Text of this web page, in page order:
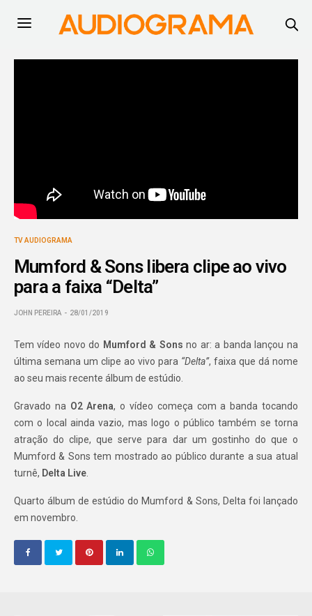
TV AUDIOGRAMA
Mumford & Sons libera clipe ao vivo
para a faixa “Delta”
JOHN PEREIRA 28/01/2019
Tem vídeo novo do Mumford & Sons no ar: a banda lançou na
última semana um clipe ao vivo para “Delta”, faixa que dá nome
ao seu mais recente álbum de estúdio.
Gravado na O2 Arena, o vídeo começa com a banda tocando
com o local ainda vazio, mas logo o público também se torna
atração do clipe, que serve para dar um gostinho do que o
Mumford & Sons tem mostrado ao público durante a sua atual
turnê, Delta Live.
Quarto álbum de estúdio do Mumford & Sons, Delta foi lançado
em novembro.